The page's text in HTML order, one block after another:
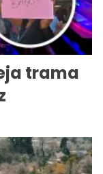
trama